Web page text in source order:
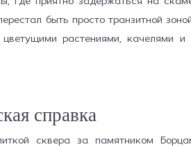
быть просто транзитной
цветущими растениями, качелями
справка
сквера за памятником